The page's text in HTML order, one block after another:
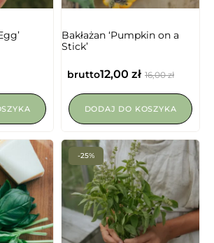
Bakłażan ‘Pumpkin on a
Stick’
16,00zł
12,00 zł
brutto
DODAJ DO KOSZYKA
-25%